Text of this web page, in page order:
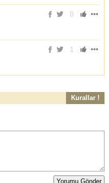
0
1
Kurallar !